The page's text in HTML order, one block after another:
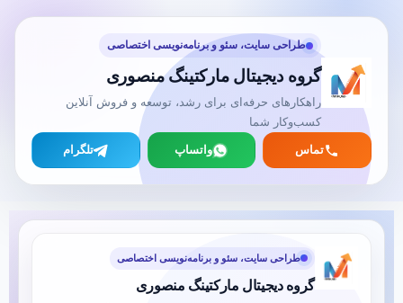
طراحی سایت، سئو و برنامه‌نویسی اختصاصی
گروه دیجیتال مارکتینگ منصوری
راهکارهای حرفه‌ای برای رشد، توسعه و فروش آنلاین
کسب‌وکار شما
تماس واتساپ تلگرام
طراحی سایت، سئو و برنامه‌نویسی اختصاصی
گروه دیجیتال مارکتینگ منصوری